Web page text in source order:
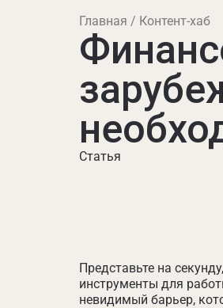
Главная Контент-хаб
Статья
Представьте на
инструменты для
невидимый барьер,